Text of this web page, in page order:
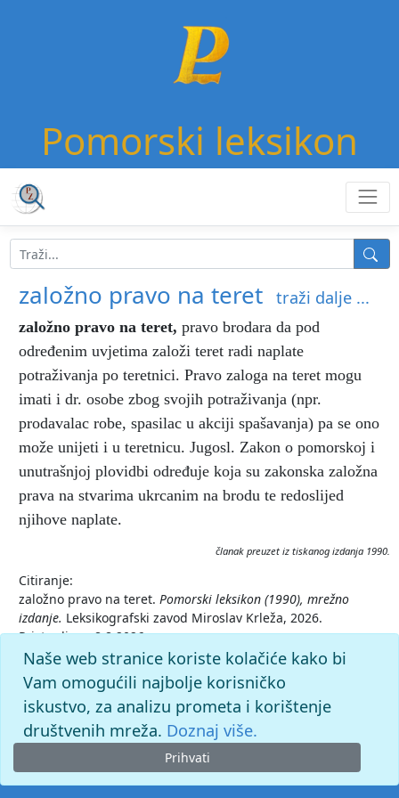
Pomorski leksikon
založno pravo na teret traži dalje ...
založno pravo na teret, pravo brodara da pod
određenim uvjetima založi teret radi naplate
potraživanja po teretnici. Pravo zaloga na teret mogu
imati i dr. osobe zbog svojih potraživanja (npr.
prodavalac robe, spasilac u akciji spašavanja) pa se ono
može unijeti i u teretnicu. Jugosl. Zakon o pomorskoj i
unutrašnjoj plovidbi određuje koja su zakonska založna
prava na stvarima ukrcanim na brodu te redoslijed
njihove naplate.
članak preuzet iz tiskanog izdanja 1990.
Citiranje:
založno pravo na teret. Pomorski leksikon (1990), mrežno
izdanje. Leksikografski zavod Miroslav Krleža, 2026.
Pristupljeno 8.8.2026.
<https://pomorski.lzmk.hr/clanak/zalozno-pravo-na-teret>.
Naše web stranice koriste kolačiće kako bi
Vam omogućili najbolje korisničko
iskustvo, za analizu prometa i korištenje
društvenih mreža. Doznaj više.
Prihvati
© 2026. -Leksikografski zavodMiroslav Krleža